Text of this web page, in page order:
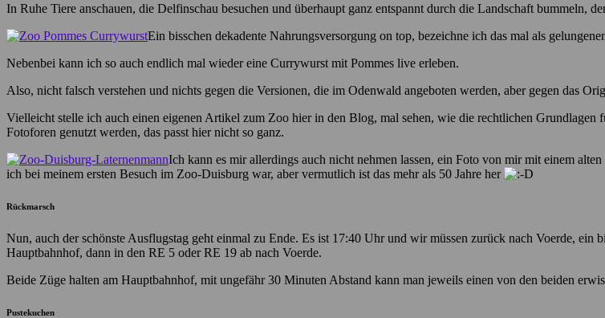
In Ruhe Tiere anschauen, die Delfinschau besuchen und überhaupt ganz entspannt durch die Landschaft bummeln,
Ein bisschen dekadente Nahrungsversorgung on top, bezeichne ich das mal als
Nebenbei kann ich so auch endlich mal wieder eine Currywurst mit Pommes live erleben.
Also, nicht falsch verstehen und nichts gegen die Versionen, die im Odenwald angeboten werden, aber gegen das
Vielleicht stelle ich auch einen eigenen Artikel zum Zoo hier in den Blog, mal sehen, wie die rechtlichen
Fotoforen genutzt werden, das passt hier nicht so ganz.
Ich kann es mir allerdings auch nicht nehmen lassen, ein Foto von mir mit einem
ich bei meinem ersten Besuch im Zoo-Duisburg war, aber vermutlich ist das mehr als 50 Jahre her
Rückmarsch
Nun, auch der schönste Ausflugstag geht einmal zu Ende. Es ist 17:40 Uhr und wir müssen zurück nach Voerde,
Hauptbahnhof, dann in den RE 5 oder RE 19 ab nach Voerde.
Beide Züge halten am Hauptbahnhof, mit ungefähr 30 Minuten Abstand kann man jeweils einen von den beiden
Pustekuchen